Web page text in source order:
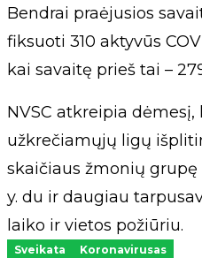
Bendrai praėjusios
fiksuoti 310 aktyvūs
kai savaitę prieš tai –
NVSC atkreipia
užkrečiamųjų ligų
skaičiaus žmonių
y. du ir daugiau
laiko ir vietos požiūriu.
Sveikata
Koronavirusas